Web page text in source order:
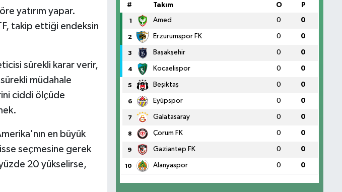
yatırım yapar.
takip ettiği endeksin
sürekli karar verir,
müdahale
ciddi ölçüde
en büyük
seçmesine gerek
20 yükselirse,
# Takım O P
1 Amed 0 0
2 Erzurumspor FK 0 0
3 Başakşehir 0 0
4 Kocaelispor 0 0
5 Beşiktaş 0 0
6 Eyüpspor 0 0
7 Galatasaray 0 0
8 Çorum FK 0 0
9 Gaziantep FK 0 0
10 Alanyaspor 0 0